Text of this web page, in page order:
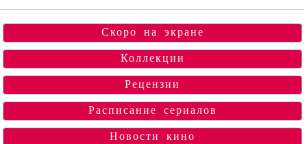
Скоро на экране
Коллекции
Рецензии
Расписание сериалов
Новости кино